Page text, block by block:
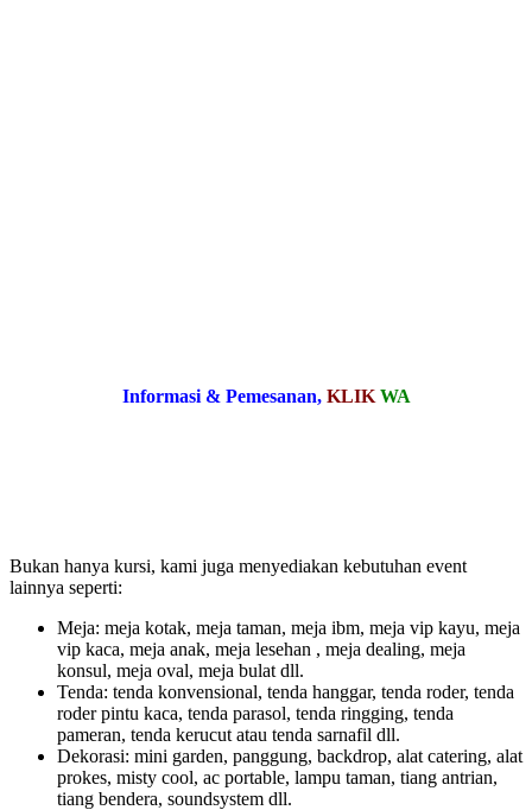
Informasi & Pemesanan, KLIK WA
Bukan hanya kursi, kami juga menyediakan kebutuhan event
lainnya seperti:
Meja: meja kotak, meja taman, meja ibm, meja vip kayu, meja
vip kaca, meja anak, meja lesehan , meja dealing, meja
konsul, meja oval, meja bulat dll.
Tenda: tenda konvensional, tenda hanggar, tenda roder, tenda
roder pintu kaca, tenda parasol, tenda ringging, tenda
pameran, tenda kerucut atau tenda sarnafil dll.
Dekorasi: mini garden, panggung, backdrop, alat catering, alat
prokes, misty cool, ac portable, lampu taman, tiang antrian,
tiang bendera, soundsystem dll.